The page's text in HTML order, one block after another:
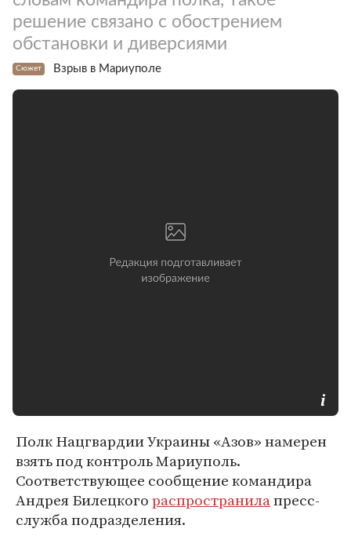
решение связано с обострением
обстановки и диверсиями
Сюжет Взрыв в Мариуполе
Полк Нацгвардии Украины «Азов» намерен
взять под контроль Мариуполь.
Соответствующее сообщение командира
Андрея Билецкогораспространилапресс-
служба подразделения.